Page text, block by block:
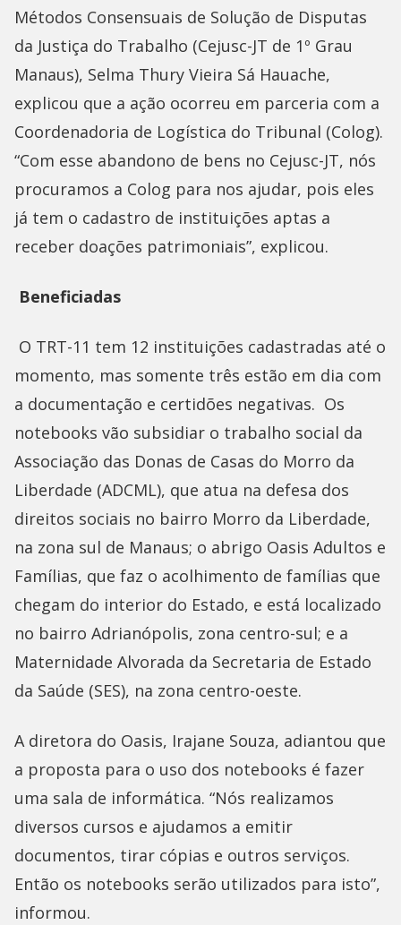
Métodos Consensuais de Solução de Disputas
da Justiça do Trabalho (Cejusc-JT de 1º Grau
Manaus), Selma Thury Vieira Sá Hauache,
explicou que a ação ocorreu em parceria com a
Coordenadoria de Logística do Tribunal (Colog).
“Com esse abandono de bens no Cejusc-JT, nós
procuramos a Colog para nos ajudar, pois eles
já tem o cadastro de instituições aptas a
receber doações patrimoniais”, explicou.
Beneficiadas
O TRT-11 tem 12 instituições cadastradas até o
momento, mas somente três estão em dia com
a documentação e certidões negativas. Os
notebooks vão subsidiar o trabalho social da
Associação das Donas de Casas do Morro da
Liberdade (ADCML), que atua na defesa dos
direitos sociais no bairro Morro da Liberdade,
na zona sul de Manaus; o abrigo Oasis Adultos e
Famílias, que faz o acolhimento de famílias que
chegam do interior do Estado, e está localizado
no bairro Adrianópolis, zona centro-sul; e a
Maternidade Alvorada da Secretaria de Estado
da Saúde (SES), na zona centro-oeste.
A diretora do Oasis, Irajane Souza, adiantou que
a proposta para o uso dos notebooks é fazer
uma sala de informática. “Nós realizamos
diversos cursos e ajudamos a emitir
documentos, tirar cópias e outros serviços.
Então os notebooks serão utilizados para isto”,
informou.